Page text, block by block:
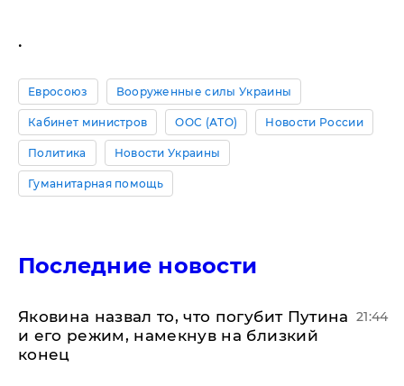
.
Евросоюз Вооруженные силы Украины
Кабинет министров ООС (АТО) Новости России
Политика Новости Украины
Гуманитарная помощь
Последние новости
Яковина назвал то, что погубит Путина
и его режим, намекнув на близкий
конец
21:44